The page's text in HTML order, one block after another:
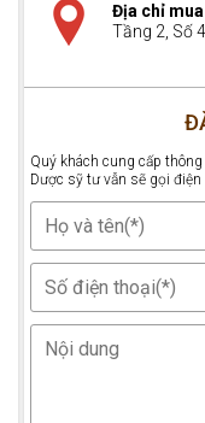
Địa chỉ
Tầng 2, Số
Quý khách cung cấp
Dược sỹ tư vẫn sẽ gọi điện